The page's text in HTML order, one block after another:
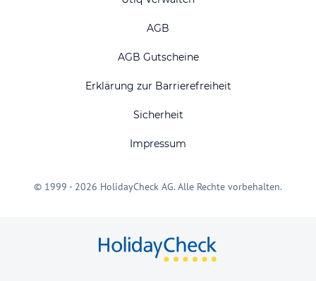
AGB
AGB Gutscheine
Erklärung zur Barrierefreiheit
Sicherheit
Impressum
© 1999 - 2026 HolidayCheck AG. Alle Rechte vorbehalten.